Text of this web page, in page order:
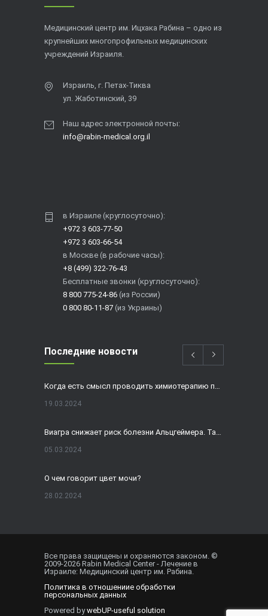
Медицинский центр им. Ицхака Рабина – одно из
крупнейших многопрофильных медицинских
учреждений Израиля.
Израиль, г. Петах-Тиква
ул. Жаботинский, 39
Наш адрес электронной почты:
info@rabin-medical.org.il
в Израиле (круглосуточно):
+972 3 603-77-50
+972 3 603-66-54
в Москве (в рабочие часы):
+8 (499) 322-76-43
Бесплатные звонки (круглосуточно):
8 800 775-24-86 (из России)
0 800 80-11-87 (из Украины)
Последние новости
19.03.2024
05.03.2024
О чем говорит цвет мочи?
28.02.2024
01.02.2024
Все права защищены и охраняются законом. ©
2009-2026 Rabin Medical Center - Лечение в
Израиле: Медицинский центр им. Рабина.
Политика в отношениие обработки
персональных данных
Powered bywebUP-useful solution